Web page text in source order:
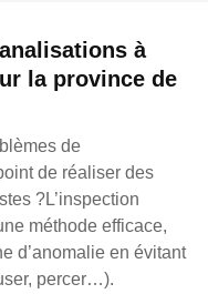
à
la province de
de
de réaliser des
?L’inspection
méthode efficace,
d’anomalie en évitant
percer…).